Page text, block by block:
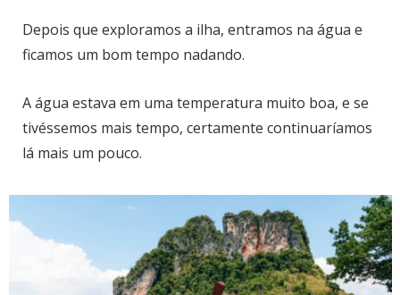
Depois que exploramos a ilha, entramos na água e
ficamos um bom tempo nadando.
A água estava em uma temperatura muito boa, e se
tivéssemos mais tempo, certamente continuaríamos
lá mais um pouco.